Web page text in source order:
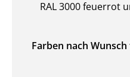
RAL 3000 feuerrot
Farben nach